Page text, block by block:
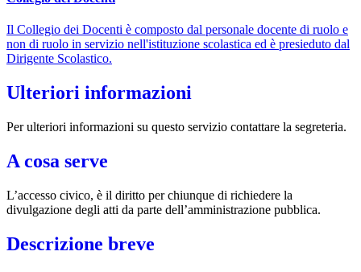
Il Collegio dei Docenti è composto dal personale docente di ruolo e
non di ruolo in servizio nell'istituzione scolastica ed è presieduto dal
Dirigente Scolastico.
Ulteriori informazioni
Per ulteriori informazioni su questo servizio contattare la segreteria.
A cosa serve
L’accesso civico, è il diritto per chiunque di richiedere la
divulgazione degli atti da parte dell’amministrazione pubblica.
Descrizione breve